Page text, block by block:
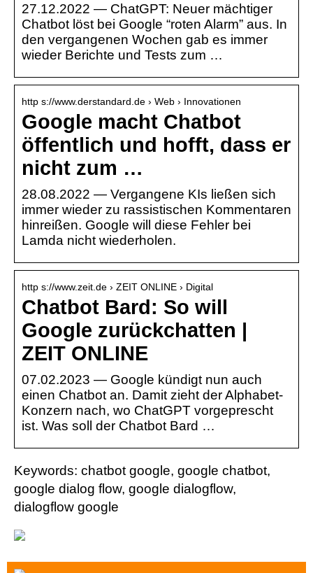
27.12.2022 — ChatGPT: Neuer mächtiger
Chatbot löst bei Google “roten Alarm” aus. In
den vergangenen Wochen gab es immer
wieder Berichte und Tests zum …
http s://www.derstandard.de › Web › Innovationen
Google macht Chatbot
öffentlich und hofft, dass er
nicht zum …
28.08.2022 — Vergangene KIs ließen sich
immer wieder zu rassistischen Kommentaren
hinreißen. Google will diese Fehler bei
Lamda nicht wiederholen.
http s://www.zeit.de › ZEIT ONLINE › Digital
Chatbot Bard: So will
Google zurückchatten |
ZEIT ONLINE
07.02.2023 — Google kündigt nun auch
einen Chatbot an. Damit zieht der Alphabet-
Konzern nach, wo ChatGPT vorgeprescht
ist. Was soll der Chatbot Bard …
Keywords: chatbot google, google chatbot,
google dialog flow, google dialogflow,
dialogflow google